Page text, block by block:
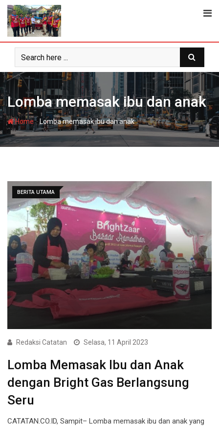
Skip
content
Lomba memasak ibu dan anak
Home-Lomba memasak ibu dan anak
BERITA UTAMA
Redaksi Catatan Selasa, 11 April 2023
Lomba Memasak Ibu dan Anak
dengan Bright Gas Berlangsung
Seru
CATATAN.CO.ID, Sampit– Lomba memasak ibu dan anak yang